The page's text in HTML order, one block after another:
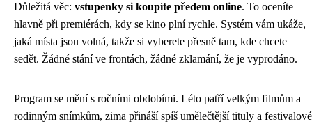
Důležitá věc: vstupenky si koupíte předem online. To oceníte
hlavně při premiérách, kdy se kino plní rychle. Systém vám ukáže,
jaká místa jsou volná, takže si vyberete přesně tam, kde chcete
sedět. Žádné stání ve frontách, žádné zklamání, že je vyprodáno.
Program se mění s ročními obdobími. Léto patří velkým filmům a
rodinným snímkům, zima přináší spíš umělečtější tituly a festivalové